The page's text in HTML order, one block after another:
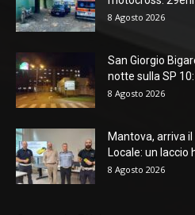
8 Agosto 2026
San Giorgio
notte sulla SP 10:
8 Agosto 2026
Mantova, arriva
Locale: un laccio
8 Agosto 2026